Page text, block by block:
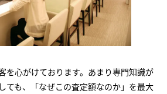
を心がけております。あまり専門知識が
ても、「なぜこの査定額なのか」を最大